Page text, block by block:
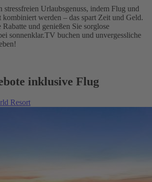
stressfreien Urlaubsgenuss, indem Flug und
kombiniert werden – das spart Zeit und Geld.
und genießen Sie sorglose
sonnenklar.TV buchen und unvergessliche
inklusive Flug
Resort